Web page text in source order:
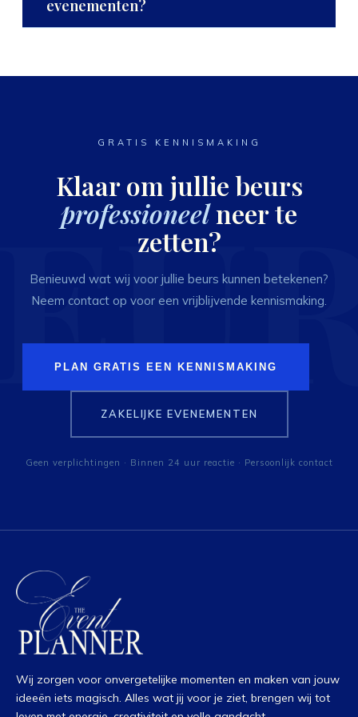
evenementen?
stemmen dat graag op elkaar af, zodat alles vanuit één
GRATIS KENNISMAKING
Klaar om jullie beurs
professioneelneer te
zetten?
Benieuwd wat wij voor jullie beurs kunnen betekenen?
Neem contact op voor een vrijblijvende kennismaking.
PLAN GRATIS EEN KENNISMAKING
ZAKELIJKE EVENEMENTEN
Geen verplichtingen · Binnen 24 uur reactie · Persoonlijk contact
Wij zorgen voor onvergetelijke momenten en maken van jouw
ideeën iets magisch. Alles wat jij voor je ziet, brengen wij tot